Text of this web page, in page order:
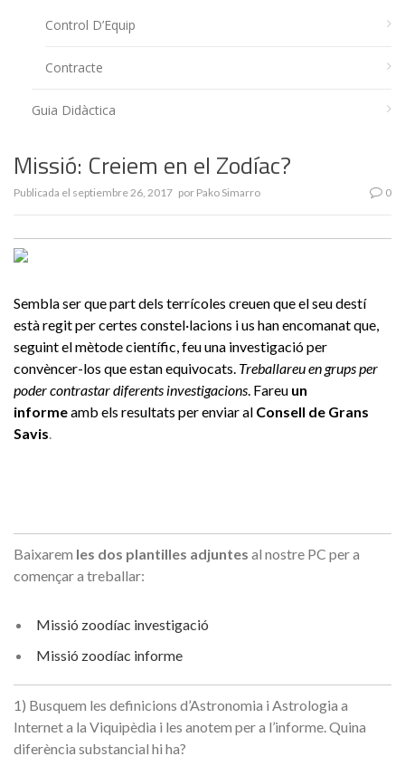
Control D’Equip
Contracte
Guia Didàctica
Missió: Creiem en el Zodíac?
Publicada el septiembre 26, 2017 por Pako Simarro 0
Sembla ser que part dels terrícoles creuen que el seu destí
està regit per certes constel·lacions i us han encomanat que,
seguint el mètode científic, feu una investigació per
convèncer-los que estan equivocats. Treballareu en grups per
poder contrastar diferents investigacions. Fareu un
informeamb els resultats per enviar al Consell de Grans
Savis.
Baixarem les dos plantilles adjuntes al nostre PC per a
començar a treballar:
Missió zoodíac investigació
Missió zoodíac informe
1) Busquem les definicions d’Astronomia i Astrologia a
Internet a la Viquipèdia i les anotem per a l’informe. Quina
diferència substancial hi ha?